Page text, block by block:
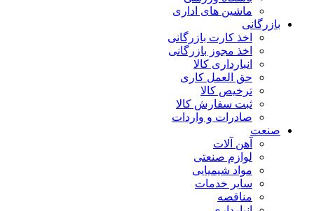
ماشین های اداری
بازرگانی
اخذ کارت بازرگانی
اخذ مجوز بازرگانی
انبارداری کالا
حق العمل کاری
ترخیص کالا
ثبت سفارش کالا
صادرات و واردات
صنعت
آهن آلات
لوازم صنعتی
مواد شیمیایی
سایر خدمات
مناقصه